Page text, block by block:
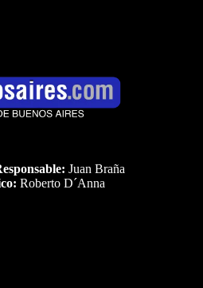
Juan Braña
Roberto D´Anna